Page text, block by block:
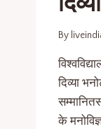
By
दिव्या
के